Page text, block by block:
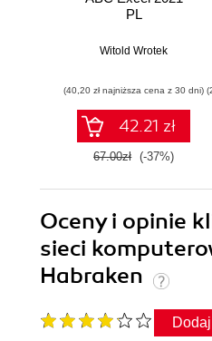
PL
Witold Wrotek
(40,20 zł najniższa cena z 30 dni)
42.21 zł
67.00zł (-37%)
Oceny i opinie
sieci
Habraken